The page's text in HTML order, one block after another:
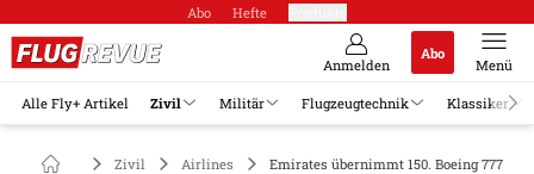
Abo Hefte
Anmelden
Abo
Menü
Alle Fly+ Artikel Zivil Militär Flugzeugtechnik Klassiker
Zivil Airlines Emirates übernimmt 150. Boeing 777